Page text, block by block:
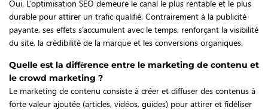
Oui. L’optimisation SEO demeure le canal le plus rentable et le plus
durable pour attirer un trafic qualifié. Contrairement à la publicité
payante, ses effets s’accumulent avec le temps, renforçant la visibilité
du site, la crédibilité de la marque et les conversions organiques.
Quelle est la différence entre le marketing de contenu et
le crowd marketing ?
Le marketing de contenu consiste à créer et diffuser des contenus à
forte valeur ajoutée (articles, vidéos, guides) pour attirer et fidéliser